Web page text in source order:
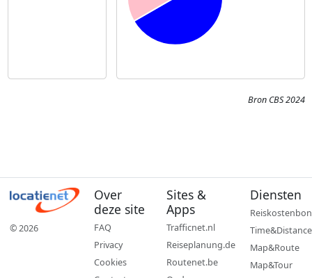
Bron CBS 2024
© 2026
Over
deze site
FAQ
Privacy
Cookies
Sites &
Apps
Trafficnet.nl
Reiseplanung.de
Routenet.be
Diensten
Reiskostenbon
Time&Distance
Map&Route
Map&Tour